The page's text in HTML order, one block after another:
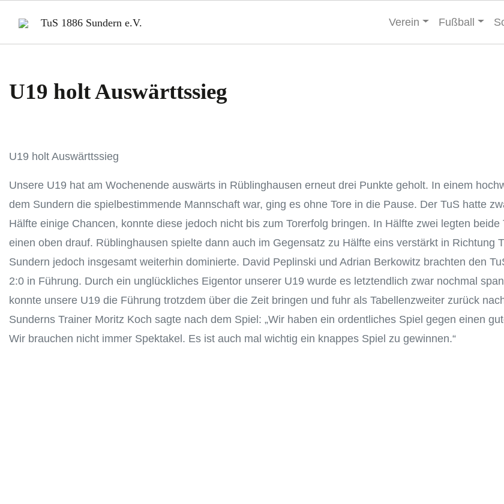
TuS 1886 Sundern e.V. Verein Fußball
U19 holt Auswärttssieg
U19 holt Auswärttssieg
Unsere U19 hat am Wochenende auswärts in Rüblinghausen erneut drei Punkte geholt. In einem
dem Sundern die spielbestimmende Mannschaft war, ging es ohne Tore in die Pause. Der TuS hatte
Hälfte einige Chancen, konnte diese jedoch nicht bis zum Torerfolg bringen. In Hälfte zwei legten beide
einen oben drauf. Rüblinghausen spielte dann auch im Gegensatz zu Hälfte eins verstärkt in Richtung
Sundern jedoch insgesamt weiterhin dominierte. David Peplinski und Adrian Berkowitz brachten den
2:0 in Führung. Durch ein unglückliches Eigentor unserer U19 wurde es letztendlich zwar nochmal
konnte unsere U19 die Führung trotzdem über die Zeit bringen und fuhr als Tabellenzweiter zurück
Sunderns Trainer Moritz Koch sagte nach dem Spiel: „Wir haben ein ordentliches Spiel gegen einen
Wir brauchen nicht immer Spektakel. Es ist auch mal wichtig ein knappes Spiel zu gewinnen.“